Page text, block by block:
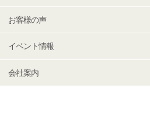
お客様の声
イベント情報
会社案内